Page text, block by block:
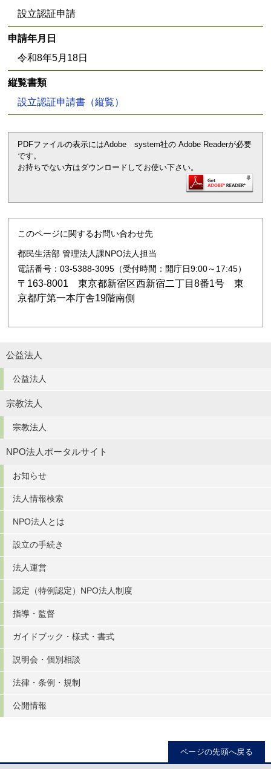
設立認証申請
申請年月日
令和8年5月18日
縦覧書類
設立認証申請書（縦覧）
PDFファイルの表示にはAdobe system社の Adobe Readerが必要
です。
お持ちでない方はダウンロードしてお使い下さい。
このページに関するお問い合わせ先
都民生活部 管理法人課NPO法人担当
電話番号：03-5388-3095（受付時間：開庁日9:00～17:45）
〒163-8001 東京都新宿区西新宿二丁目8番1号 東
京都庁第一本庁舎19階南側
公益法人
公益法人
宗教法人
宗教法人
NPO法人ポータルサイト
お知らせ
法人情報検索
NPO法人とは
設立の手続き
法人運営
認定（特例認定）NPO法人制度
指導・監督
ガイドブック・様式・書式
説明会・個別相談
法律・条例・規制
公開情報
ページの先頭へ戻る